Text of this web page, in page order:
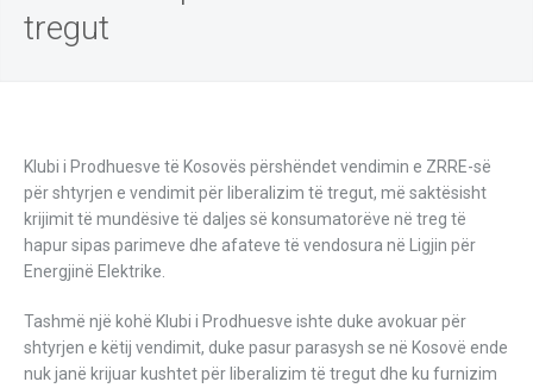
tregut
Klubi i Prodhuesve të Kosovës përshëndet vendimin e ZRRE-së
për shtyrjen e vendimit për liberalizim të tregut, më saktësisht
krijimit të mundësive të daljes së konsumatorëve në treg të
hapur sipas parimeve dhe afateve të vendosura në Ligjin për
Energjinë Elektrike.
Tashmë një kohë Klubi i Prodhuesve ishte duke avokuar për
shtyrjen e këtij vendimit, duke pasur parasysh se në Kosovë ende
nuk janë krijuar kushtet për liberalizim të tregut dhe ku furnizim